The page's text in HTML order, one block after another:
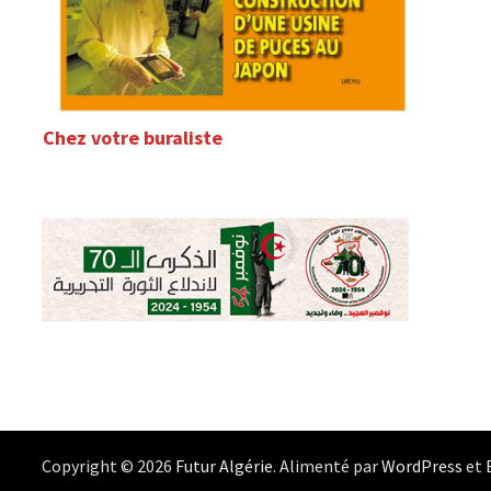
Chez votre buraliste
Copyright © 2026 Futur Algérie. Alimenté parWordPress et